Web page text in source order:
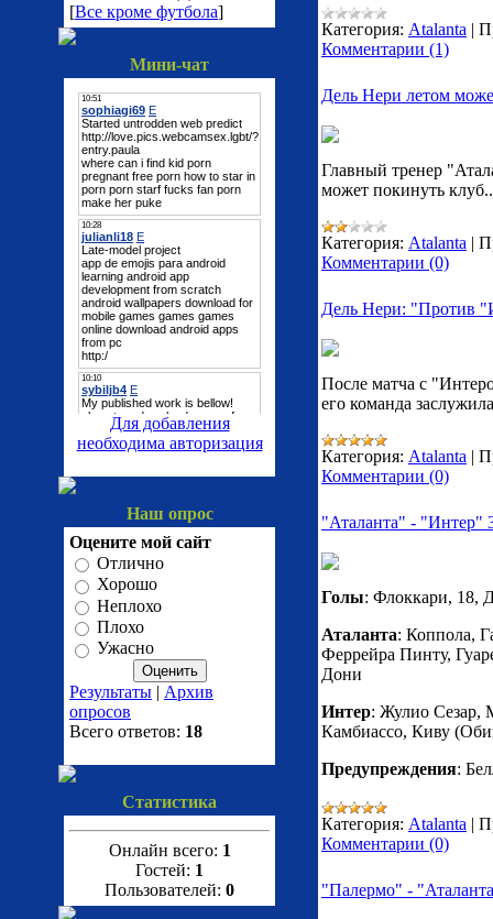
[Все кроме футбола]
Мини-чат
Для добавления
необходима авторизация
Наш опрос
Оцените мой сайт
Отлично
Хорошо
Неплохо
Плохо
Ужасно
Результаты | Архив
опросов
Всего ответов: 18
Статистика
Онлайн всего: 1
Гостей: 1
Пользователей: 0
Категория: Atalanta |
Комментарии (1)
Дель Нери летом
Главный тренер
может покинуть
Категория: Atalanta |
Комментарии (0)
Дель Нери: "Против
После матча с
его команда
Категория: Atalanta |
Комментарии (0)
"Аталанта" - "Интер"
Голы: Флоккари, 18,
Аталанта: Коппола,
Феррейра Пинту,
Дони
Интер: Жулио Сезар,
Камбиассо, Киву
Предупреждения:
Категория: Atalanta |
Комментарии (0)
"Палермо" -